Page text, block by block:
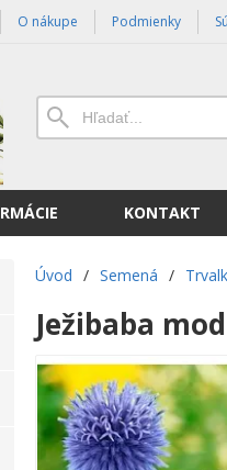
O nákupe Podmienky
KONTAKT
Úvod / Semená /
Ježibaba